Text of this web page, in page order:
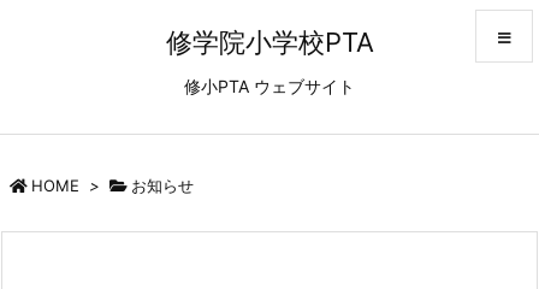
修学院小学校PTA
修小PTA ウェブサイト
HOME > お知らせ